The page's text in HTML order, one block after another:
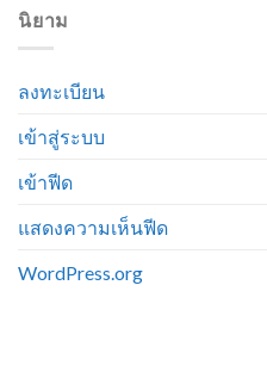
นิยาม
ลงทะเบียน
เข้าสู่ระบบ
เข้าฟีด
แสดงความเห็นฟีด
WordPress.org